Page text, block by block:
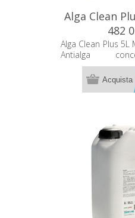
Alga Clean
482
Alga Clean Plus 5L
Antialga
SCHIUMOGENO
e schiarente.